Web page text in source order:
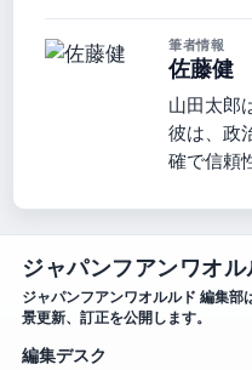
筆者情報
佐藤健
山田太郎
彼は、政
確で信頼
ジャパンフアンワオル
ジャパンフアンワオルルド 編集
景更新、訂正を公開します。
編集デスク